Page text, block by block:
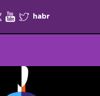
habr